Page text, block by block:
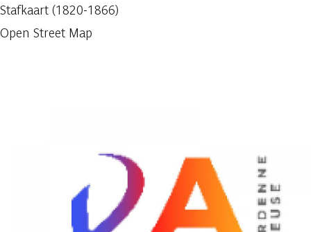
Stafkaart (1820-1866)
Open Street Map